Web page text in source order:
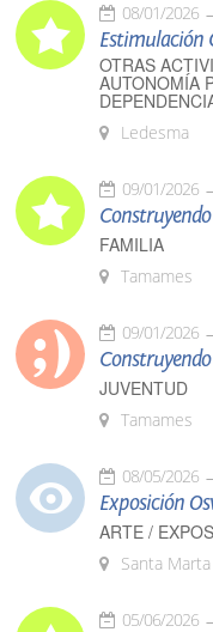
08/01/2026
Estimulación
OTRAS
AUTONOMÍA
Ledesma
09/01/2026
FAMILIA
Tamames
09/01/2026
JUVENTUD
Tamames
08/05/2026
Exposición
ARTE /
Santa
05/06/2026